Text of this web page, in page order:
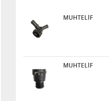
MUHTELİF
MUHTELİF